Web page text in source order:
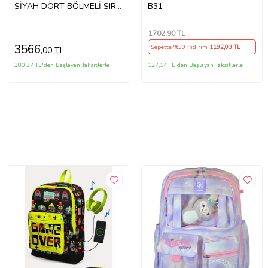
SİYAH DÖRT BÖLMELİ SIRT
3566,00 TL
380,37 TL'den Başlayan Taksitlerle
B31
1702,90 TL
Sepette %30 İndirim 1192,03 TL
127,14 TL'den Başlayan Taksitlerle